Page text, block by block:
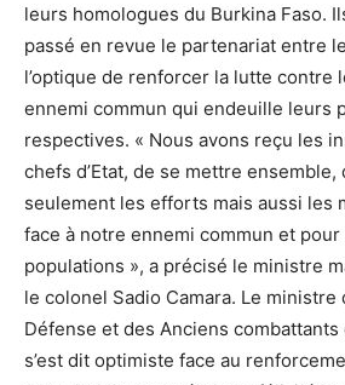
leurs homologues du Burkina Faso.
passé en revue le partenariat entre
l’optique de renforcer la lutte contre
ennemi commun qui endeuille leurs
respectives. « Nous avons reçu les
chefs d’Etat, de se mettre
seulement les efforts mais aussi les
face à notre ennemi commun et
populations », a précisé le ministre
le colonel Sadio Camara. Le ministre
Défense et des Anciens combattants
s’est dit optimiste face au